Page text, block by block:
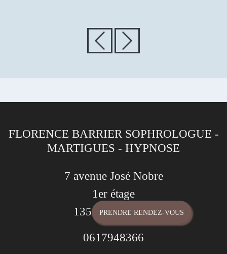
PRENDRE RENDEZ-VOUS
FLORENCE BARRIER SOPHROLOGUE -
MARTIGUES - HYPNOSE
7 avenue José Nobre
1er étage
13500 Martigues
0617948366